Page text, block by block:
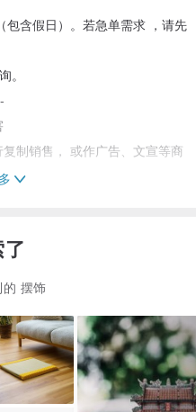
包含假日）。若急单需求 ，请先
。
制销售， 或作广告、文宣等商
摆饰